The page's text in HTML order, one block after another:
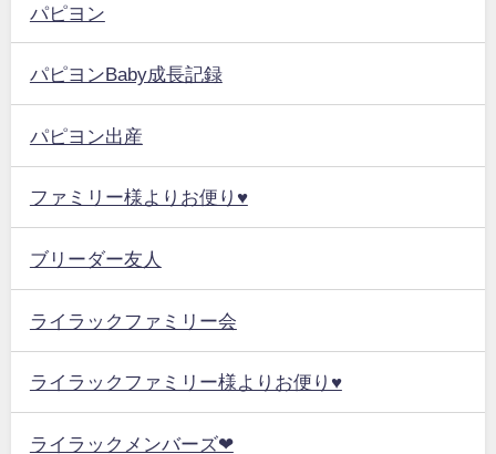
パピヨン
パピヨンBaby成長記録
パピヨン出産
ファミリー様よりお便り♥
ブリーダー友人
ライラックファミリー会
ライラックファミリー様よりお便り♥
ライラックメンバーズ❤